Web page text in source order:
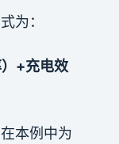
为：
+充电效
本例中为